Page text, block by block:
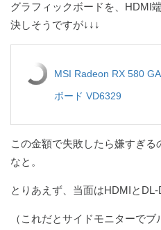
グラフィックボードを、HDMI
決しそうですが↓↓↓
MSI Radeon RX 580
ボード VD6329
この金額で失敗したら嫌すぎ
なと。
とりあえず、当面はHDMIとDL-
（これだとサイドモニターで